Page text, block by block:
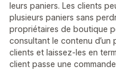
leurs paniers. Les clients
plusieurs paniers sans
propriétaires de boutique
consultant le contenu d’un
clients et laissez-les en
client passe une